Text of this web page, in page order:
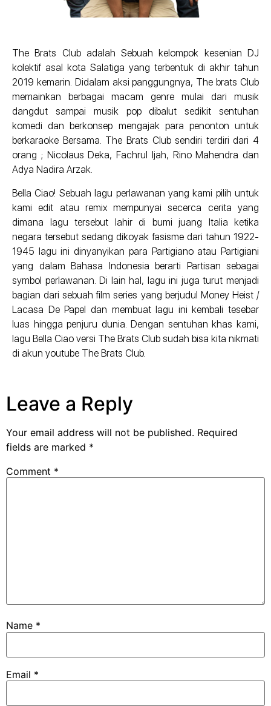
The Brats Club adalah Sebuah kelompok kesenian DJ
kolektif asal kota Salatiga yang terbentuk di akhir tahun
2019 kemarin. Didalam aksi panggungnya, The brats Club
memainkan berbagai macam genre mulai dari musik
dangdut sampai musik pop dibalut sedikit sentuhan
komedi dan berkonsep mengajak para penonton untuk
berkaraoke Bersama. The Brats Club sendiri terdiri dari 4
orang ; Nicolaus Deka, Fachrul Ijah, Rino Mahendra dan
Adya Nadira Arzak.
Bella Ciao! Sebuah lagu perlawanan yang kami pilih untuk
kami edit atau remix mempunyai secerca cerita yang
dimana lagu tersebut lahir di bumi juang Italia ketika
negara tersebut sedang dikoyak fasisme dari tahun 1922-
1945 lagu ini dinyanyikan para Partigiano atau Partigiani
yang dalam Bahasa Indonesia berarti Partisan sebagai
symbol perlawanan. Di lain hal, lagu ini juga turut menjadi
bagian dari sebuah film series yang berjudul Money Heist /
Lacasa De Papel dan membuat lagu ini kembali tesebar
luas hingga penjuru dunia. Dengan sentuhan khas kami,
lagu Bella Ciao versi The Brats Club sudah bisa kita nikmati
di akun youtube The Brats Club.
Leave a Reply
Your email address will not be published. Required
fields are marked *
Comment *
Name *
Email *